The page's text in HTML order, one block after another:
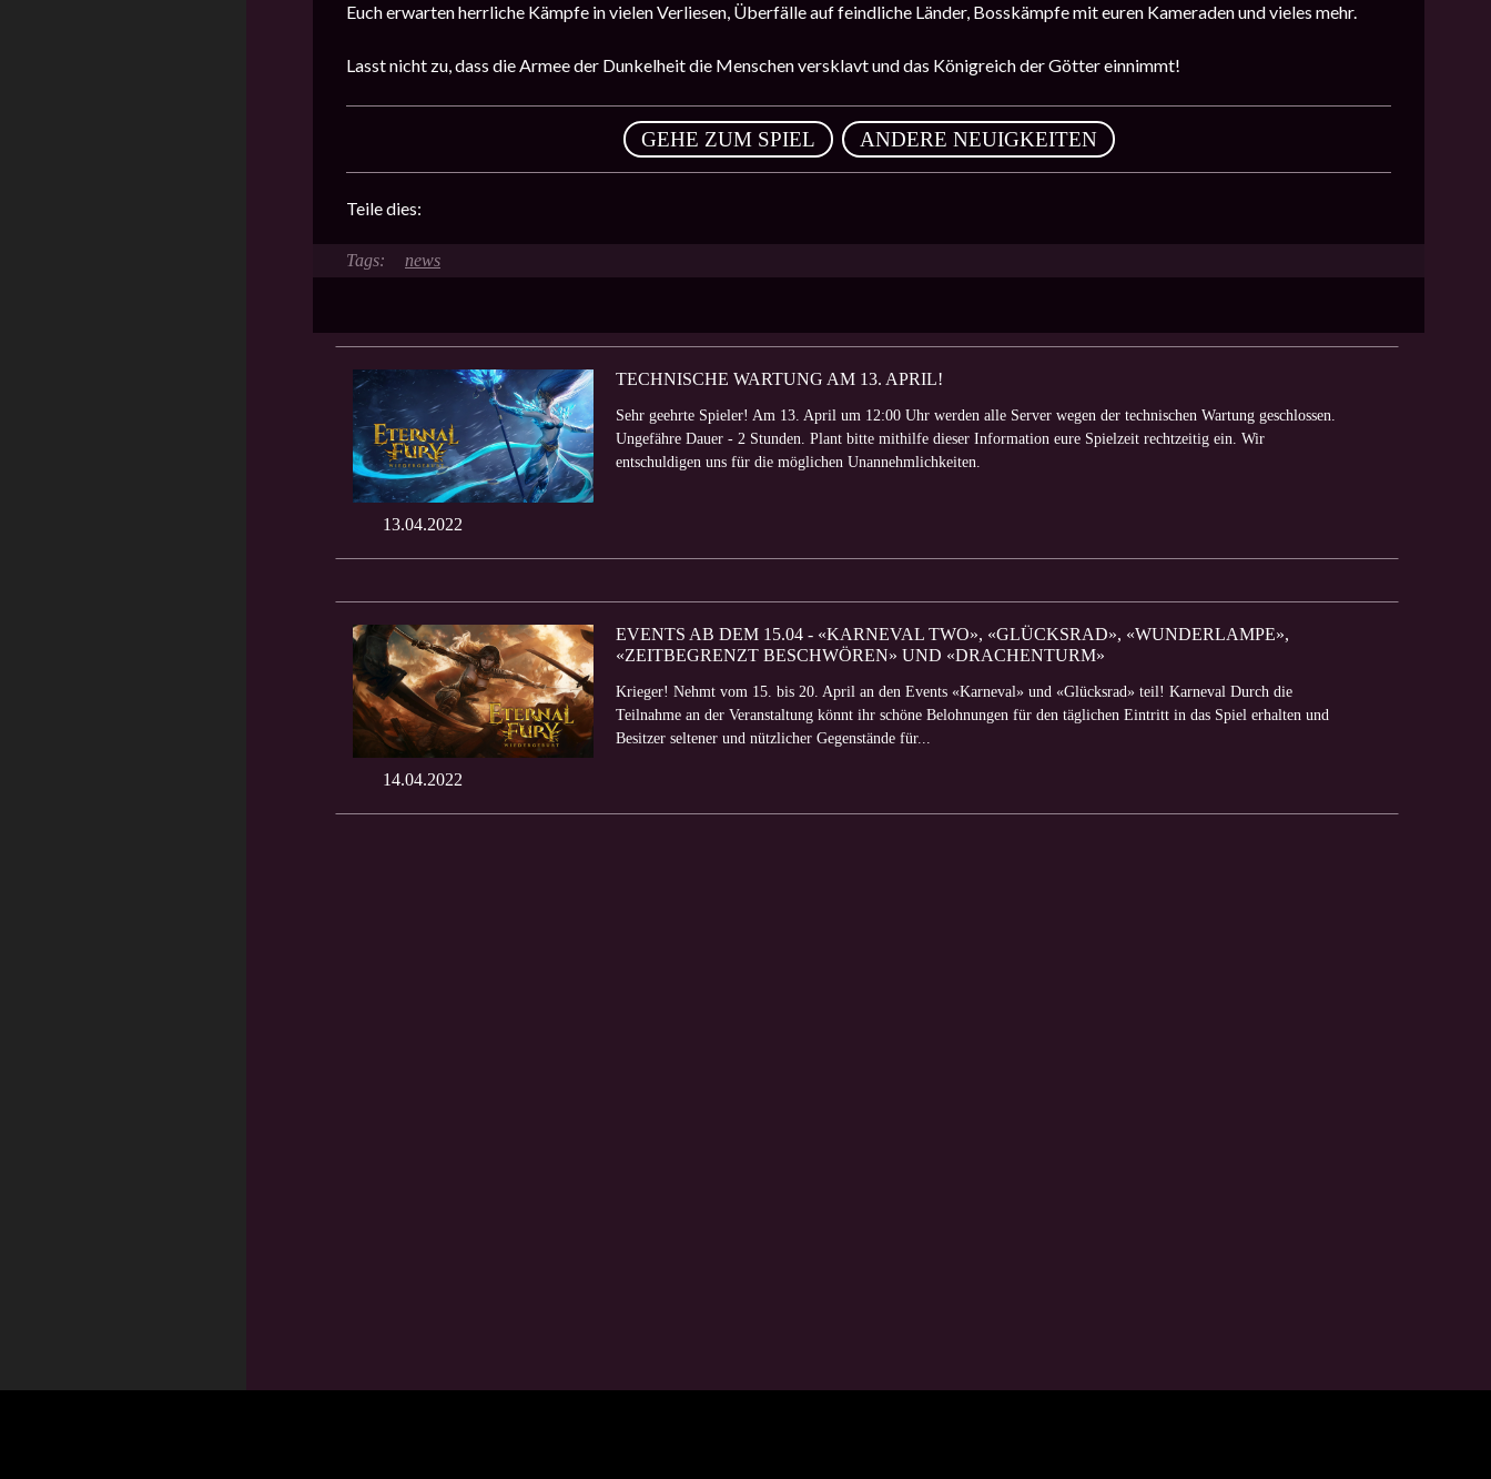
Euch erwarten herrliche Kämpfe in vielen Verliesen, Überfälle auf feindliche Länder, Bosskämpfe mit euren Kameraden und vieles mehr.
Lasst nicht zu, dass die Armee der Dunkelheit die Menschen versklavt und das Königreich der Götter einnimmt!
GEHE ZUM SPIEL , ANDERE NEUIGKEITEN
Teile dies:
news
13.04.2022
TECHNISCHE WARTUNG AM 13. APRIL!
Sehr geehrte Spieler! Am 13. April um 12:00 Uhr werden alle Server wegen der technischen Wartung geschlossen.
Ungefähre Dauer - 2 Stunden. Plant bitte mithilfe dieser Information eure Spielzeit rechtzeitig ein. Wir
entschuldigen uns für die möglichen Unannehmlichkeiten.
14.04.2022
EVENTS AB DEM 15.04 - «KARNEVAL TWO», «GLÜCKSRAD», «WUNDERLAMPE»,
«ZEITBEGRENZT BESCHWÖREN» UND «DRACHENTURM»
Krieger! Nehmt vom 15. bis 20. April an den Events «Karneval» und «Glücksrad» teil! Karneval Durch die
Teilnahme an der Veranstaltung könnt ihr schöne Belohnungen für den täglichen Eintritt in das Spiel erhalten und
Besitzer seltener und nützlicher Gegenstände für...